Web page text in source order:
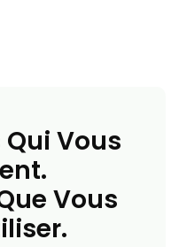
Vous
Vous